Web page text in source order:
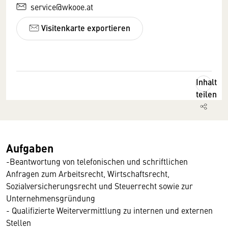
service@wkooe.at
Visitenkarte exportieren
Inhalt
teilen
Aufgaben
-Beantwortung von telefonischen und schriftlichen
Anfragen zum Arbeitsrecht, Wirtschaftsrecht,
Sozialversicherungsrecht und Steuerrecht sowie zur
Unternehmensgründung
- Qualifizierte Weitervermittlung zu internen und externen
Stellen